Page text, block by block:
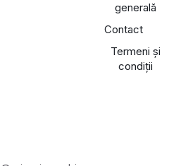
generală
Contact
Termeni și
condiții